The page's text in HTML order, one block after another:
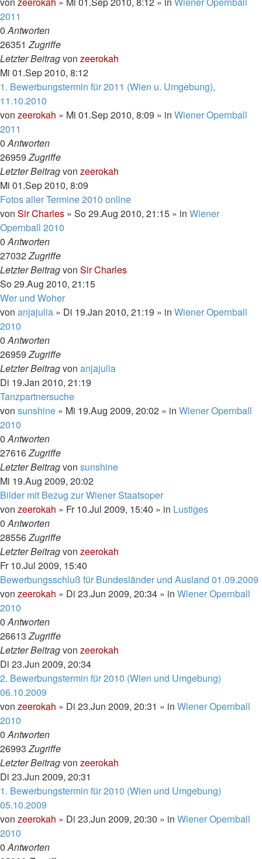
2011
0Antworten
26351Zugriffe
Letzter Beitragvon zeerokah
Mi 01.Sep 2010, 8:12
1. Bewerbungstermin für 2011 (Wien u. Umgebung),
11.10.2010
von zeerokah » Mi 01.Sep 2010, 8:09 » in Wiener Opernball
2011
0Antworten
26959Zugriffe
Letzter Beitragvon zeerokah
Mi 01.Sep 2010, 8:09
Fotos aller Termine 2010 online
von Sir Charles » So 29.Aug 2010, 21:15 » in Wiener
Opernball 2010
0Antworten
27032Zugriffe
Letzter Beitragvon Sir Charles
So 29.Aug 2010, 21:15
Wer und Woher
von anjajulia » Di 19.Jan 2010, 21:19 » in Wiener Opernball
2010
0Antworten
26959Zugriffe
Letzter Beitragvon anjajulia
Di 19.Jan 2010, 21:19
Tanzpartnersuche
von sunshine » Mi 19.Aug 2009, 20:02 » in Wiener Opernball
2010
0Antworten
27616Zugriffe
Letzter Beitragvon sunshine
Mi 19.Aug 2009, 20:02
Bilder mit Bezug zur Wiener Staatsoper
von zeerokah » Fr 10.Jul 2009, 15:40 » in Lustiges
0Antworten
28556Zugriffe
Letzter Beitragvon zeerokah
Fr 10.Jul 2009, 15:40
Bewerbungsschluß für Bundesländer und Ausland 01.09.2009
von zeerokah » Di 23.Jun 2009, 20:34 » in Wiener Opernball
2010
0Antworten
26613Zugriffe
Letzter Beitragvon zeerokah
Di 23.Jun 2009, 20:34
2. Bewerbungstermin für 2010 (Wien und Umgebung)
06.10.2009
von zeerokah » Di 23.Jun 2009, 20:31 » in Wiener Opernball
2010
0Antworten
26993Zugriffe
Letzter Beitragvon zeerokah
Di 23.Jun 2009, 20:31
1. Bewerbungstermin für 2010 (Wien und Umgebung)
05.10.2009
von zeerokah » Di 23.Jun 2009, 20:30 » in Wiener Opernball
2010
0Antworten